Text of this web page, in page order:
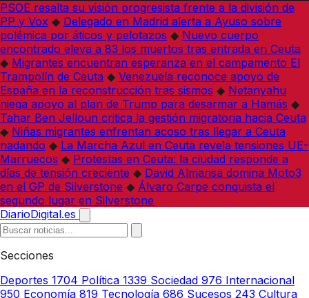
PSOE resalta su visión progresista frente a la división de
PP y Vox ◆ Delegado en Madrid alerta a Ayuso sobre
polémica por áticos y pelotazos ◆ Nuevo cuerpo
encontrado eleva a 83 los muertos tras entrada en Ceuta
◆ Migrantes encuentran esperanza en el campamento El
Trampolín de Ceuta ◆ Venezuela reconoce apoyo de
España en la reconstrucción tras sismos ◆ Netanyahu
niega apoyo al plan de Trump para desarmar a Hamás ◆
Tahar Ben Jelloun critica la gestión migratoria hacia Ceuta
◆ Niñas migrantes enfrentan acoso tras llegar a Ceuta
nadando ◆ La Marcha Azul en Ceuta revela tensiones UE-
Marruecos ◆ Protestas en Ceuta: la ciudad responde a
días de tensión creciente ◆ David Almansa domina Moto3
en el GP de Silverstone ◆ Álvaro Carpe conquista el
segundo lugar en Silverstone
DiarioDigital.es
Secciones
Deportes 1704 Política 1339 Sociedad 976 Internacional
950 Economía 819 Tecnología 686 Sucesos 243 Cultura